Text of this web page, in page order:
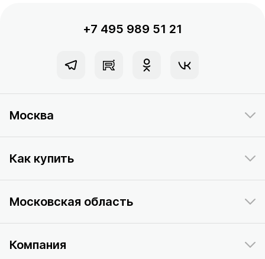
+7 495 989 51 21
Москва
Как купить
Московская область
Компания